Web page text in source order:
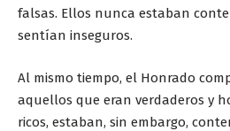
falsas. Ellos nunca estaban
sentían inseguros.
Al mismo tiempo, el Honrado
aquellos que eran verdaderos y
ricos, estaban, sin embargo,